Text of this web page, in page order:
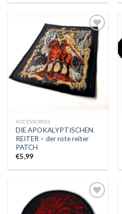
Auf die
Wunschliste
ACCESSORIES
DIE APOKALYPTISCHEN
REITER – der rote reiter
PATCH
€5,99
Auf die
Wunschliste